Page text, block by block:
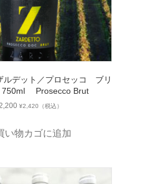
ルデット／プロセッコ ブリ
Prosecco Brut
¥2,420 （税込）
い物カゴに追加